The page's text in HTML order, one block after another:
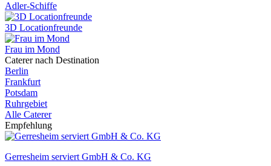
Adler-Schiffe
3D Locationfreunde
Frau im Mond
Caterer nach Destination
Berlin
Frankfurt
Potsdam
Ruhrgebiet
Alle Caterer
Empfehlung
Gerresheim serviert GmbH & Co. KG